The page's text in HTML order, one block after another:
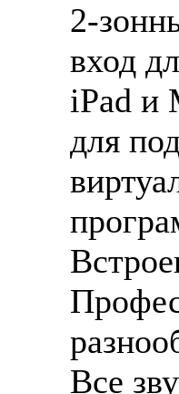
2-
вход
iPad и
для
Все